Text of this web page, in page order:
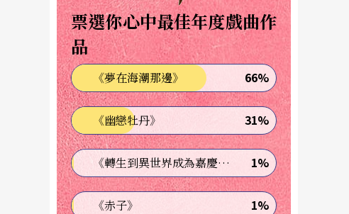
票選你心中最佳年度戲曲作
品
《夢在海潮那邊》 66%
《幽戀牡丹》 31%
《轉生到異世界成為嘉慶君—發現我的祖先是詐騙集團!?》 1%
《赤子》 1%